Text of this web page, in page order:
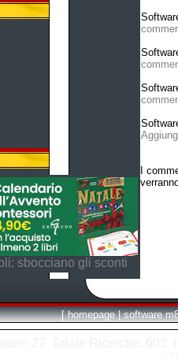
sbocciano gli sconti
I
[ homepage | software